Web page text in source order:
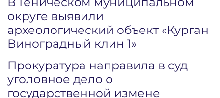
округе выявили
археологический объект «Курган
Виноградный клин 1»
Прокуратура направила в суд
уголовное дело о
государственной измене